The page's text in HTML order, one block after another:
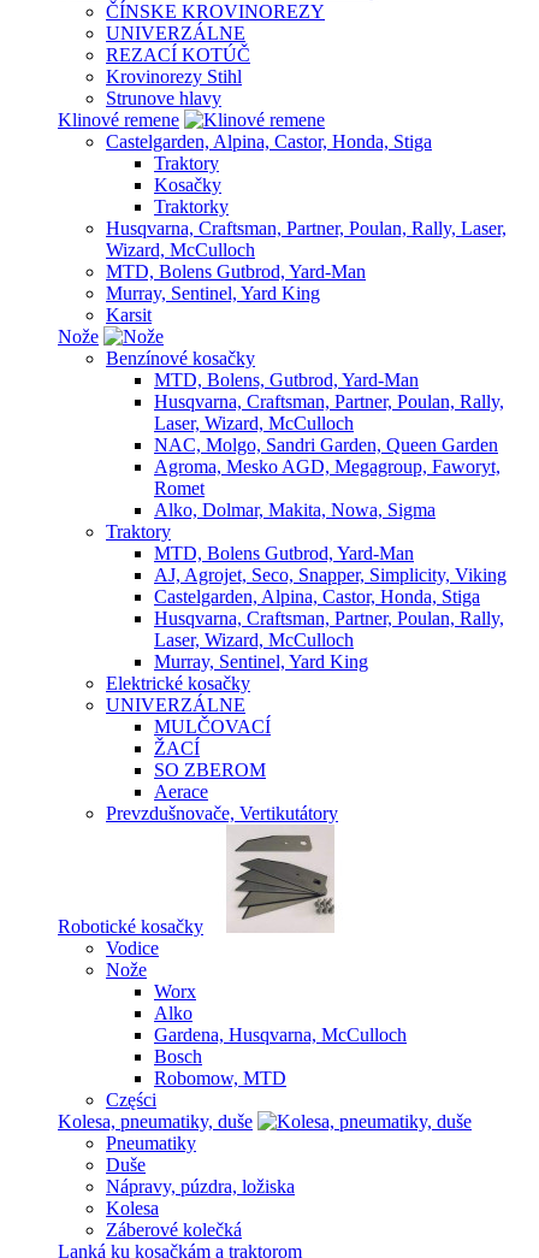
ČÍNSKE KROVINOREZY
UNIVERZÁLNE
REZACÍ KOTÚČ
Krovinorezy Stihl
Strunove hlavy
Klinové remene
Castelgarden, Alpina, Castor, Honda, Stiga
Traktory
Kosačky
Traktorky
Husqvarna, Craftsman, Partner, Poulan, Rally, Laser,
Wizard, McCulloch
MTD, Bolens Gutbrod, Yard-Man
Murray, Sentinel, Yard King
Karsit
Nože
Benzínové kosačky
MTD, Bolens, Gutbrod, Yard-Man
Husqvarna, Craftsman, Partner, Poulan, Rally,
Laser, Wizard, McCulloch
NAC, Molgo, Sandri Garden, Queen Garden
Agroma, Mesko AGD, Megagroup, Faworyt,
Romet
Alko, Dolmar, Makita, Nowa, Sigma
Traktory
MTD, Bolens Gutbrod, Yard-Man
AJ, Agrojet, Seco, Snapper, Simplicity, Viking
Castelgarden, Alpina, Castor, Honda, Stiga
Husqvarna, Craftsman, Partner, Poulan, Rally,
Laser, Wizard, McCulloch
Murray, Sentinel, Yard King
Elektrické kosačky
UNIVERZÁLNE
MULČOVACÍ
ŽACÍ
SO ZBEROM
Aerace
Prevzdušnovače, Vertikutátory
Robotické kosačky
Vodice
Nože
Worx
Alko
Gardena, Husqvarna, McCulloch
Bosch
Robomow, MTD
Części
Kolesa, pneumatiky, duše
Pneumatiky
Duše
Nápravy, púzdra, ložiska
Kolesa
Záberové kolečká
Lanká ku kosačkám a traktorom